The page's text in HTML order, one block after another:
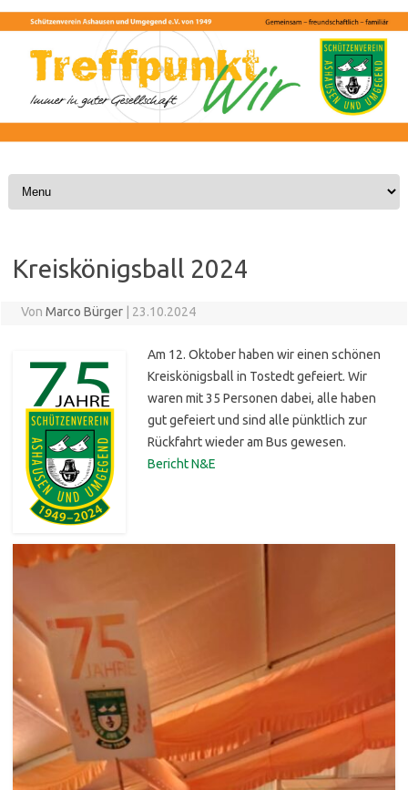
Skip to content
Kreiskönigsball 2024
Von Marco Bürger 23.10.2024
Am 12. Oktober haben wir einen schönen
Kreiskönigsball in Tostedt gefeiert. Wir
waren mit 35 Personen dabei, alle haben
gut gefeiert und sind alle pünktlich zur
Rückfahrt wieder am Bus gewesen.
Bericht N&E